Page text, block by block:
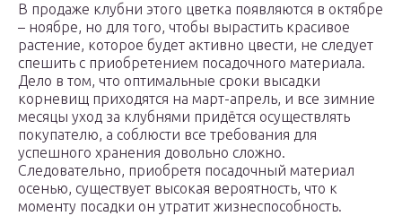
В продаже клубни этого цветка появляются в октябре
– ноябре, но для того, чтобы вырастить красивое
растение, которое будет активно цвести, не следует
спешить с приобретением посадочного материала.
Дело в том, что оптимальные сроки высадки
корневищ приходятся на март-апрель, и все зимние
месяцы уход за клубнями придётся осуществлять
покупателю, а соблюсти все требования для
успешного хранения довольно сложно.
Следовательно, приобретя посадочный материал
осенью, существует высокая вероятность, что к
моменту посадки он утратит жизнеспособность.